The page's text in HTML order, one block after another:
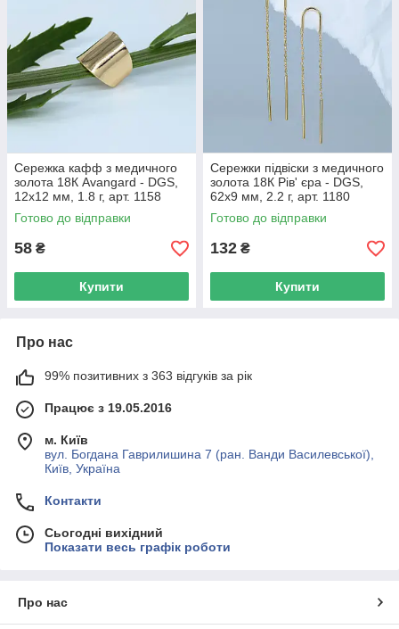
Сережка кафф з медичного
золота 18К Avangard - DGS,
12х12 мм, 1.8 г, арт. 1158
Готово до відправки
58 ₴
Купити
Сережки підвіски з медичного
золота 18К Рів' єра - DGS,
62х9 мм, 2.2 г, арт. 1180
Готово до відправки
132 ₴
Купити
Про нас
99% позитивних з 363 відгуків за рік
Працює з 19.05.2016
м. Київ
вул. Богдана Гаврилишина 7 (ран. Ванди Василевської),
Київ, Україна
Контакти
Сьогодні вихідний
Показати весь графік роботи
Про нас